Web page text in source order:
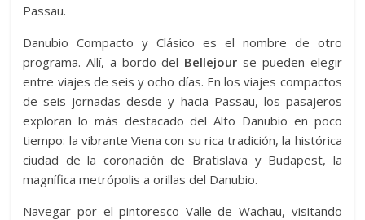
Passau.
Danubio Compacto y Clásico es el nombre de otro
programa. Allí, a bordo del Bellejour se pueden elegir
entre viajes de seis y ocho días. En los viajes compactos
de seis jornadas desde y hacia Passau, los pasajeros
exploran lo más destacado del Alto Danubio en poco
tiempo: la vibrante Viena con su rica tradición, la histórica
ciudad de la coronación de Bratislava y Budapest, la
magnífica metrópolis a orillas del Danubio.
Navegar por el pintoresco Valle de Wachau, visitando